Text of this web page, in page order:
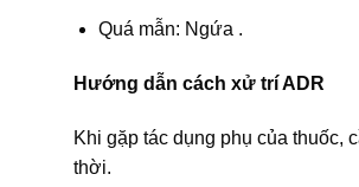
Quá mẫn: Ngứa .
Hướng dẫn cách xử trí ADR
Khi gặp tác dụng phụ của thuốc,
thời.